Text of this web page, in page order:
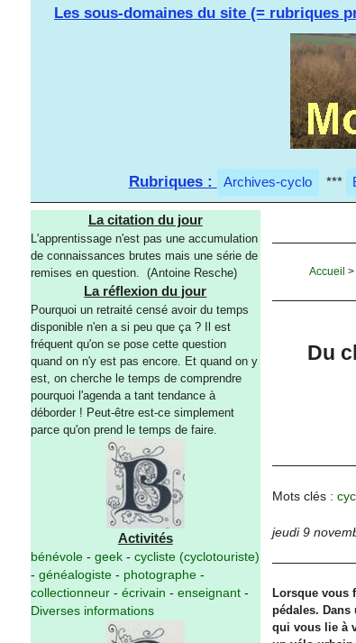
Les sous-domaines du site (= rubriques
Rubriques : Archives-cyclo ***
La citation du jour
L'apprentissage n'est pas une accumulation
de connaissances brutes mais une série de
remises en question. (Antoine Resche)
La réflexion du jour
Pourquoi un retraité censé avoir du temps
disponible n'en a si peu que ça ? Il est
fréquent qu'on se pose cette question
quand on n'y est pas encore. Et quand on y
est, on cherche le temps de comprendre
pourquoi l'agenda a tant tendance à
déborder ! Peut-être est-ce simplement
parce qu'on prend le temps de faire.
Activités
bénévole- geek- cycliste (cyclotouriste)
- généalogiste- photographe-
collectionneur- écrivain - enseignant-
Diverses informations
Accueil
Du
Mots clés :
jeudi 9
Lorsque vous
pédales. Dans
qui vous lie à